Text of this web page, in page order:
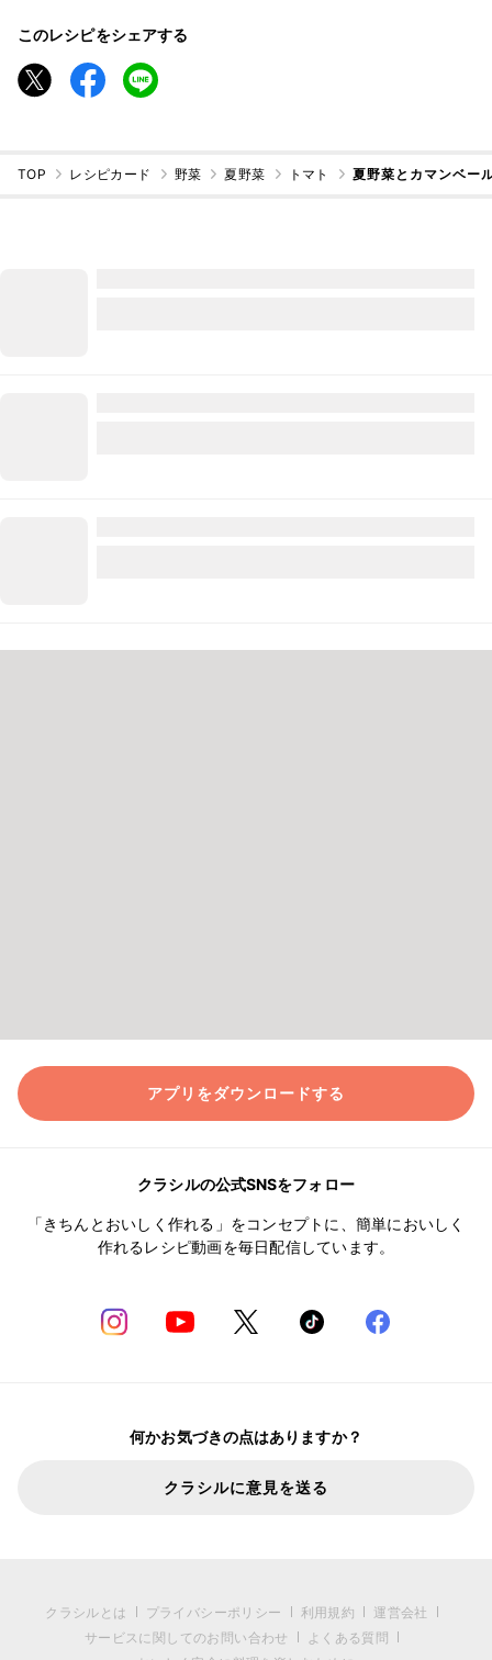
このレシピをシェアする
TOP レシピカード 野菜 夏野菜 トマト 夏野菜とカマンベー
アプリをダウンロードする
クラシルの公式SNSをフォロー
「きちんとおいしく作れる」をコンセプトに、簡単においしく
作れるレシピ動画を毎日配信しています。
何かお気づきの点はありますか？
クラシルに意見を送る
クラシルとは プライバシーポリシー 利用規約
運営会社
サービスに関してのお問い合わせ
よくある質問